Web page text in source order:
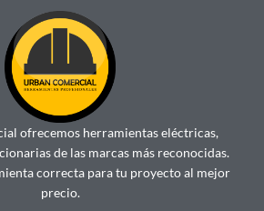
ofrecemos herramientas eléctricas,
de las marcas más reconocidas.
correcta para tu proyecto al mejor
precio.